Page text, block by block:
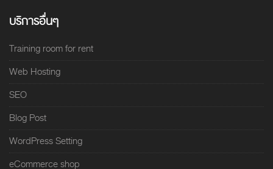
บริการอื่นๆ
Training room for rent
Web Hosting
SEO
Blog Post
WordPress Setting
eCommerce shop